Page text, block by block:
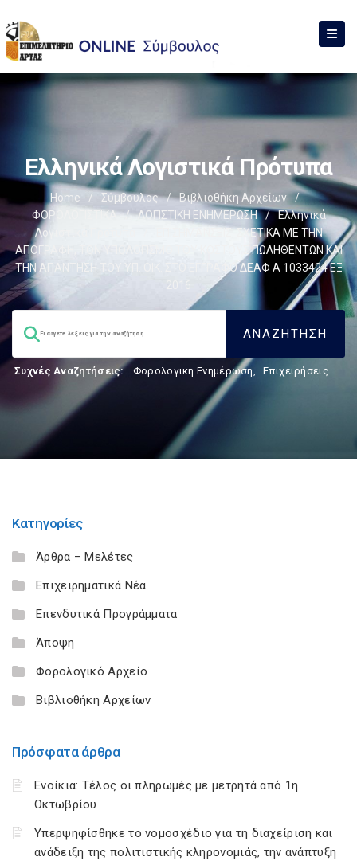
Ελληνικά Λογιστικά Πρότυπα
Home / Σύμβουλος / Βιβλιοθήκη Αρχείων
/
ΦΟΡΟΛΟΓΙΣΤΙΚΑ
/ ΛΟΓΙΣΤΙΚΗ ΕΝΗΜΕΡΩΣΗ /
Ελληνικά
Λογιστικά Πρότυπα
ΕΠΙΣΗΜΑΝΣΕΙΣ: ΣΧΕΤΙΚΑ ΜΕ ΤΗΝ
ΑΠΟΓΡΑΦΗ, ΤΟΝ ΥΠΟΛΟΓΙΣΜΟ ΤΟΥ ΚΟΣΤΟΥΣ ΠΩΛΗΘΕΝΤΩΝ ΚΑΙ
ΤΗΝ ΑΠΑΝΤΗΣΗ ΤΟΥ ΥΠ. ΟΙΚ. ΣΤΟ ΕΓΓΡΑΦΟ ΔΕΑΦ Α 1033424 ΕΞ
2016
Συχνές Αναζητήσεις: Φορολογικη Ενημέρωση, Επιχειρήσεις
Κατηγορίες
Άρθρα – Μελέτες
Επιχειρηματικά Νέα
Επενδυτικά Προγράμματα
Άποψη
Φορολογικό Αρχείο
Βιβλιοθήκη Αρχείων
Πρόσφατα άρθρα
Ενοίκια: Τέλος οι πληρωμές με μετρητά από 1η
Οκτωβρίου
Υπερψηφίσθηκε το νομοσχέδιο για τη διαχείριση και
ανάδειξη της πολιτιστικής κληρονομιάς, την ανάπτυξη